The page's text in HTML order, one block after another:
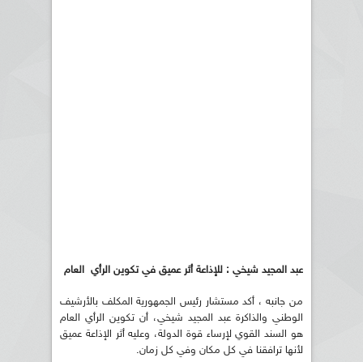
عبد المجيد شيخي : للإذاعة أثر عميق في تكوين الرأي العام
من جانبه ، أكد مستشار رئيس الجمهورية المكلف بالأرشيف
الوطني والذاكرة عبد المجيد شيخي، أن تكوين الرأي العام
هو السند القوي لإرساء قوة الدولة، وعليه أثر الإذاعة عميق
لأنها ترافقنا في كل مكان وفي كل زمان.